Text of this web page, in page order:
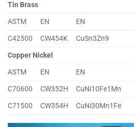
Tin Brass
ASTM
EN EN
C42500
CW454K CuSn3Zn9
Copper Nickel
ASTM
EN EN
C70600
CW352H CuNi10Fe1Mn
C71500
CW354H CuNi30Mn1Fe